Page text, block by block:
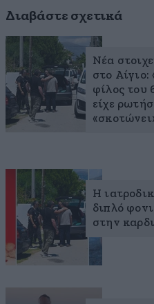
Διαβάστε σχετικά
Νέα
στο Αίγιο:
φίλος του
είχε
Η
διπλό
στην